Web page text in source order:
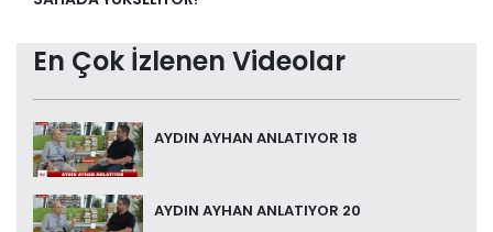
En Çok İzlenen Videolar
AYDIN AYHAN ANLATIYOR 18
AYDIN AYHAN ANLATIYOR 20